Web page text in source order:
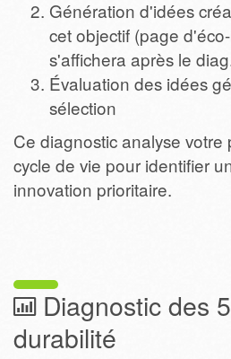
Génération d'idées
cet objectif (page
s'affichera après le
Évaluation des idées
sélection
Ce diagnostic analyse votre
cycle de vie pour identifier
innovation prioritaire.
Diagnostic des
durabilité